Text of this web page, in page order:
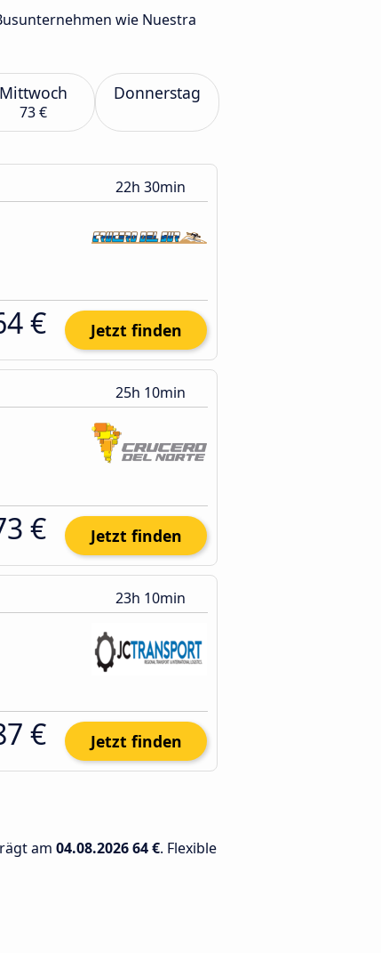
wie Nuestra
Mittwoch
73 €
Donnerstag
22h 30min
€ Jetzt finden
25h 10min
€ Jetzt finden
23h 10min
€ Jetzt finden
am 04.08.202664 €. Flexible